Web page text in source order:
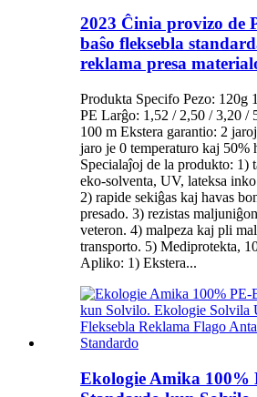
2023 Ĉinia provizo de
baŝo fleksebla
reklama presa
Produkta Specifo Pezo: 120g
PE Larĝo: 1,52 / 2,50 / 3,20 /
100 m Ekstera garantio: 2
jaro je 0 temperaturo kaj 50%
Specialaĵoj de la produkto: 1)
eko-solventa, UV, lateksa
2) rapide sekiĝas kaj havas
presado. 3) rezistas
veteron. 4) malpeza kaj pli
transporto. 5) Mediprotekta,
Apliko: 1) Ekstera...
Ekologie Amika 100%